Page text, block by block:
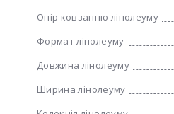
Опір ковзанню лінолеуму
Формат лінолеуму
Довжина лінолеуму
Ширина лінолеуму